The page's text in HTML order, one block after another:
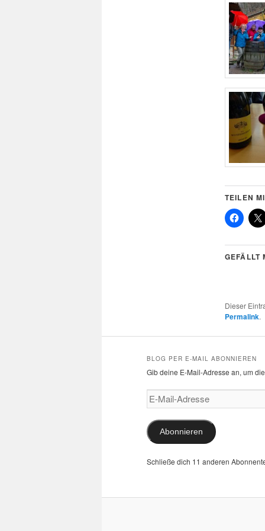
TEILEN
GEFÄLLT
Dieser
Permalink.
BLOG PER E-MAIL ABONNIEREN
Gib deine E-Mail-Adresse an, um
E-
Mail-
Abonnieren
Schließe dich 11 anderen